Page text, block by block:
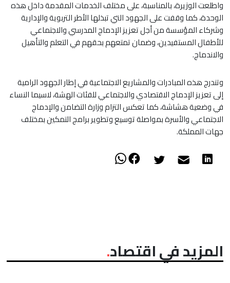
واطلعت الوزيرة، بالمناسبة، على مختلف الخدمات المقدمة داخل هذه
الوحدة، كما وقفت على الجهود التي تبذلها الأطر التربوية والإدارية
وشركاء المؤسسة من أجل تعزيز الإدماج المدرسي والاجتماعي
للأطفال المستفيدين، وضمان تمتعهم بحقهم في التعلم والتأهيل
والاندماج.
وتندرج هذه المبادرات والمشاريع الاجتماعية في إطار الجهود الرامية
إلى تعزيز الإدماج الاقتصادي والاجتماعي للفئات الهشة، لاسيما النساء
في وضعية هشاشة، كما تعكس التزام وزارة التضامن والإدماج
الاجتماعي والأسرة بمواصلة توسيع وتطوير برامج التمكين بمختلف
جهات المملكة.
المزيد في اقتصاد